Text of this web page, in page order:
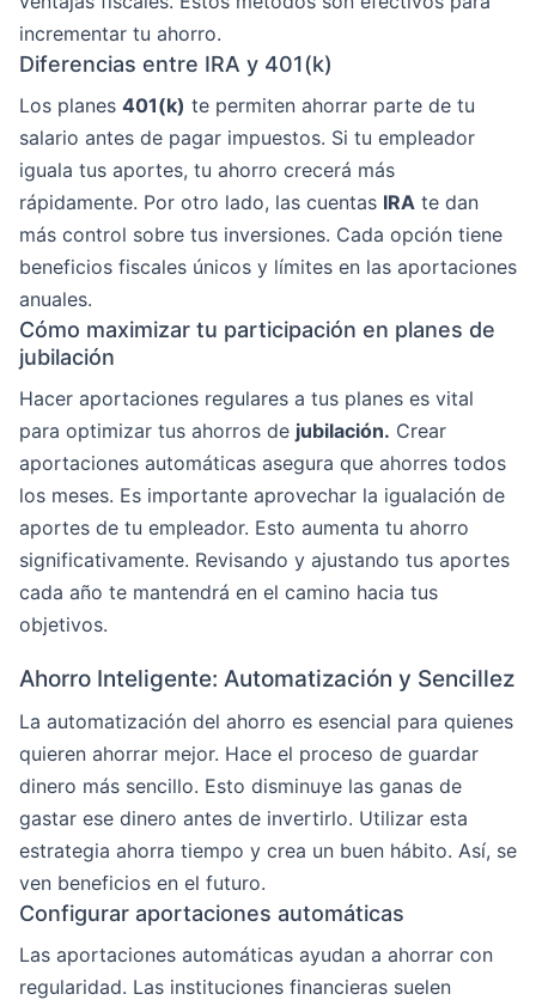
incrementar tu ahorro.
Diferencias entre IRA y 401(k)
Los planes 401(k) te permiten ahorrar parte de tu
salario antes de pagar impuestos. Si tu empleador
iguala tus aportes, tu ahorro crecerá más
rápidamente. Por otro lado, las cuentas IRA te dan
más control sobre tus inversiones. Cada opción tiene
beneficios fiscales únicos y límites en las aportaciones
anuales.
Cómo maximizar tu participación en planes de
jubilación
Hacer aportaciones regulares a tus planes es vital
para optimizar tus ahorros de jubilación. Crear
aportaciones automáticas asegura que ahorres todos
los meses. Es importante aprovechar la igualación de
aportes de tu empleador. Esto aumenta tu ahorro
significativamente. Revisando y ajustando tus aportes
cada año te mantendrá en el camino hacia tus
objetivos.
Ahorro Inteligente: Automatización y Sencillez
La automatización del ahorro es esencial para quienes
quieren ahorrar mejor. Hace el proceso de guardar
dinero más sencillo. Esto disminuye las ganas de
gastar ese dinero antes de invertirlo. Utilizar esta
estrategia ahorra tiempo y crea un buen hábito. Así, se
ven beneficios en el futuro.
Configurar aportaciones automáticas
Las aportaciones automáticas ayudan a ahorrar con
regularidad. Las instituciones financieras suelen